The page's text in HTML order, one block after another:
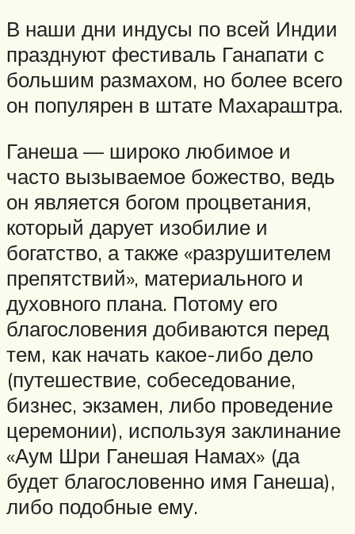
В наши дни индусы по всей Индии
празднуют фестиваль Ганапати с
большим размахом, но более всего
он популярен в штате Махараштра.
Ганеша — широко любимое и
часто вызываемое божество, ведь
он является богом процветания,
который дарует изобилие и
богатство, а также «разрушителем
препятствий», материального и
духовного плана. Потому его
благословения добиваются перед
тем, как начать какое-либо дело
(путешествие, собеседование,
бизнес, экзамен, либо проведение
церемонии), используя заклинание
«Аум Шри Ганешая Намах» (да
будет благословенно имя Ганеша),
либо подобные ему.